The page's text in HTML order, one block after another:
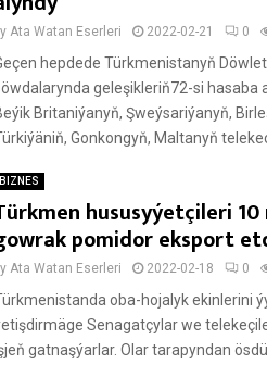
Ata Watan Eserleri 2022-02-21 0
hepdede Türkmenistanyň
geleşikleriň72-si hasaba
Britaniýanyň, Şweýsariýanyň,
Gonkongyň, Maltanyň
BIZNES
hususyýetçileri
pomidor eksport
Ata Watan Eserleri 2022-02-18 0
oba-hojalyk ekinlerini
Senagatçylar we
gatnaşýarlar. Olar tarapyndan